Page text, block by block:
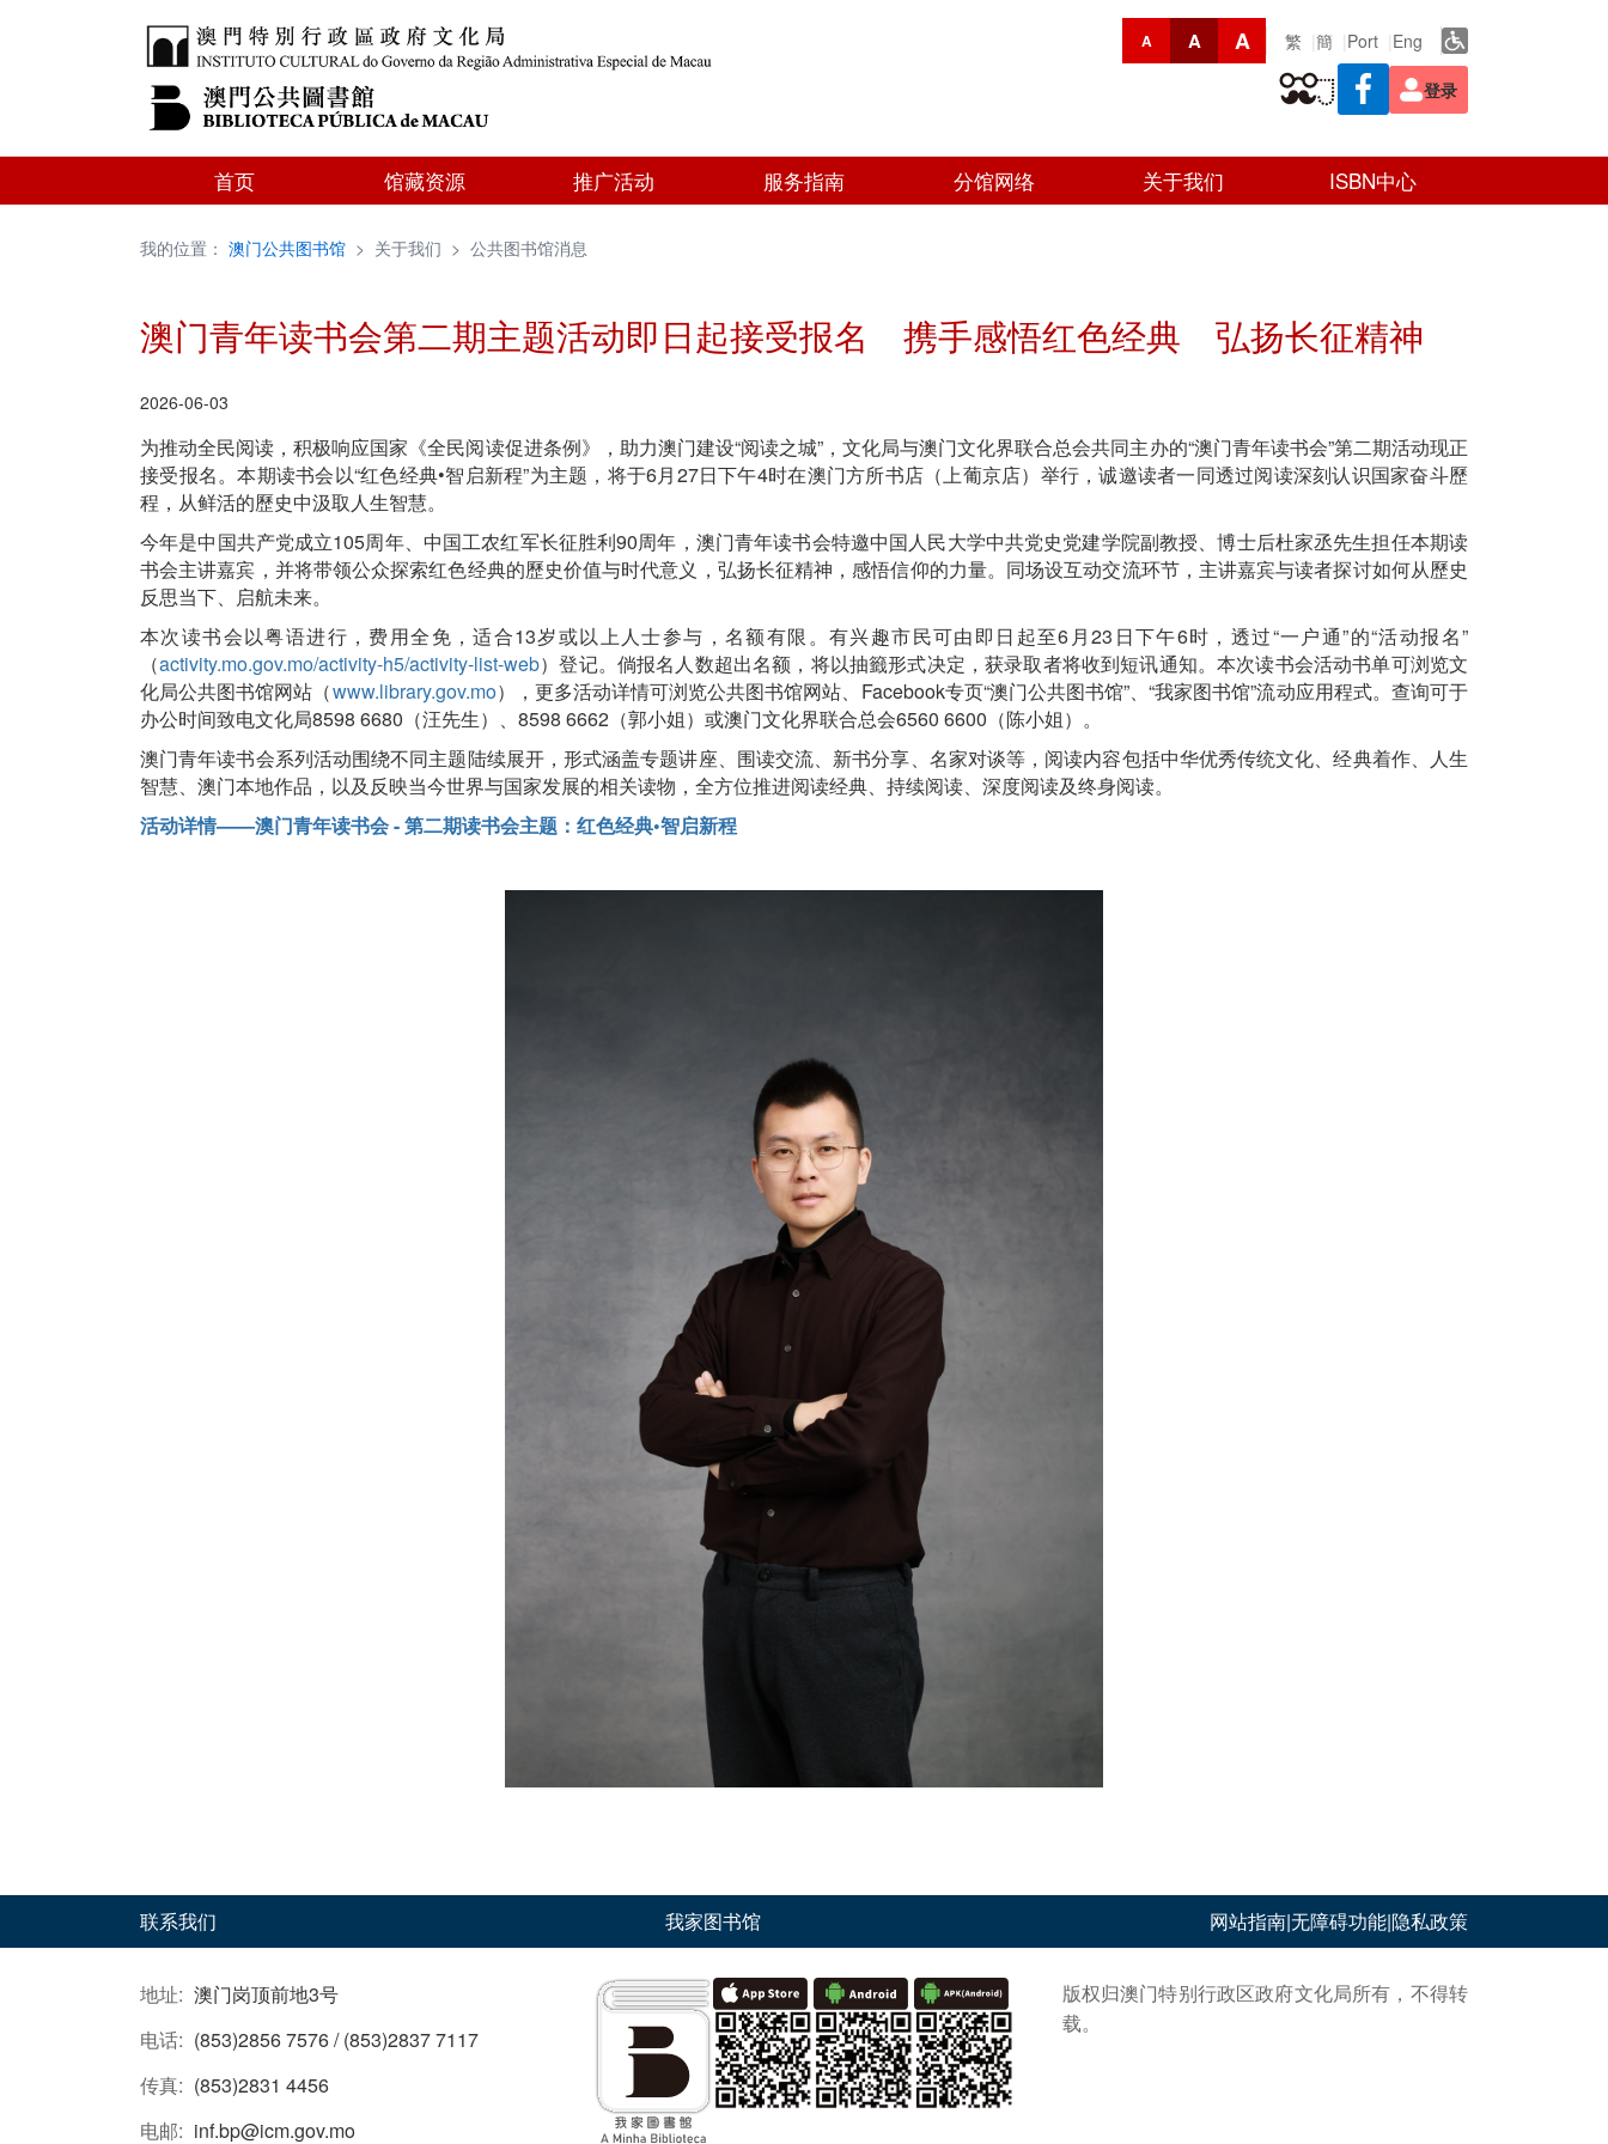
A A A 繁 簡 Port Eng
登录
首页 馆藏资源 推广活动 服务指南 分馆网络 关于我们 ISBN中心
我的位置： 澳门公共图书馆 > 关于我们 > 公共图书馆消息
澳门青年读书会第二期主题活动即日起接受报名 携手感悟红色经典 弘扬长征精神
2026-06-03
为推动全民阅读，积极响应国家《全民阅读促进条例》，助力澳门建设“阅读之城”，文化局与澳门文化界联合总会共同主办的“澳门青年读书会”第二期活动现正
接受报名。本期读书会以“红色经典•智启新程”为主题，将于6月27日下午4时在澳门方所书店（上葡京店）举行，诚邀读者一同透过阅读深刻认识国家奋斗歷
程，从鲜活的歷史中汲取人生智慧。
今年是中国共产党成立105周年、中国工农红军长征胜利90周年，澳门青年读书会特邀中国人民大学中共党史党建学院副教授、博士后杜家丞先生担任本期读
书会主讲嘉宾，并将带领公众探索红色经典的歷史价值与时代意义，弘扬长征精神，感悟信仰的力量。同场设互动交流环节，主讲嘉宾与读者探讨如何从歷史
反思当下、启航未来。
本次读书会以粤语进行，费用全免，适合13岁或以上人士参与，名额有限。有兴趣市民可由即日起至6月23日下午6时，透过“一户通”的“活动报名”
（activity.mo.gov.mo/activity-h5/activity-list-web）登记。倘报名人数超出名额，将以抽籤形式决定，获录取者将收到短讯通知。本次读书会活动书单可浏览文
化局公共图书馆网站（www.library.gov.mo），更多活动详情可浏览公共图书馆网站、Facebook专页“澳门公共图书馆”、“我家图书馆”流动应用程式。查询可于
办公时间致电文化局8598 6680（汪先生）、8598 6662（郭小姐）或澳门文化界联合总会6560 6600（陈小姐）。
澳门青年读书会系列活动围绕不同主题陆续展开，形式涵盖专题讲座、围读交流、新书分享、名家对谈等，阅读内容包括中华优秀传统文化、经典着作、人生
智慧、澳门本地作品，以及反映当今世界与国家发展的相关读物，全方位推进阅读经典、持续阅读、深度阅读及终身阅读。
活动详情——澳门青年读书会 - 第二期读书会主题：红色经典•智启新程
联系我们 我家图书馆 网站指南|无障碍功能|隐私政策
地址: 澳门岗顶前地3号
电话: (853)2856 7576 / (853)2837 7117
传真: (853)2831 4456
电邮: inf.bp@icm.gov.mo
版权归澳门特别行政区政府文化局所有，不得转
载。